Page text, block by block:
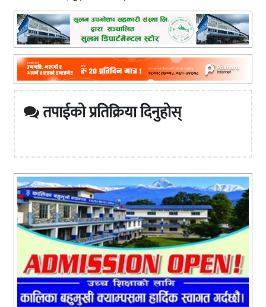
तपाईको प्रतिक्रिया दिनुहोस्